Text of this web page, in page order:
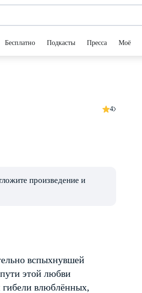
Бесплатно Подкасты Пресса Моё
4
произведение и
вспыхнувшей
этой любви
гибели влюблённых,